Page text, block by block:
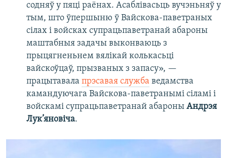
содняў у пяці раёнах. Асаблівасьць вучэньняў у
тым, што ўпершыню ў Вайскова-паветраных
сілах і войсках супрацьпаветранай абароны
маштабныя задачы выконваюць з
прыцягненьнем вялікай колькасьці
вайскоўцаў, прызваных з запасу», —
працытавала прэсавая служба ведамства
камандуючага Вайскова-паветранымі сіламі і
войскамі супрацьпаветранай абароны Андрэя
Лук’яновіча.